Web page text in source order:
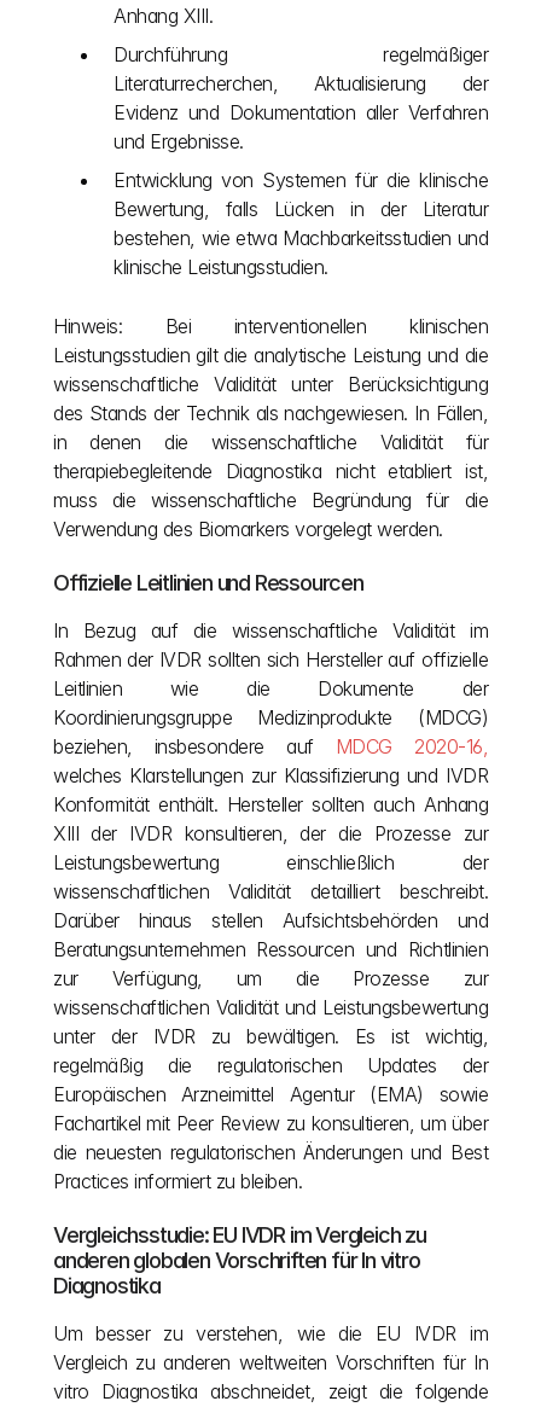
Anhang XIII.
Durchführung regelmäßiger
Literaturrecherchen, Aktualisierung der
Evidenz und Dokumentation aller Verfahren
und Ergebnisse.
Entwicklung von Systemen für die klinische
Bewertung, falls Lücken in der Literatur
bestehen, wie etwa Machbarkeitsstudien und
klinische Leistungsstudien.
Hinweis: Bei interventionellen klinischen
Leistungsstudien gilt die analytische Leistung und die
wissenschaftliche Validität unter Berücksichtigung
des Stands der Technik als nachgewiesen. In Fällen,
in denen die wissenschaftliche Validität für
therapiebegleitende Diagnostika nicht etabliert ist,
muss die wissenschaftliche Begründung für die
Verwendung des Biomarkers vorgelegt werden.
Offizielle Leitlinien und Ressourcen
In Bezug auf die wissenschaftliche Validität im
Rahmen der IVDR sollten sich Hersteller auf offizielle
Leitlinien wie die Dokumente der
Koordinierungsgruppe Medizinprodukte (MDCG)
beziehen, insbesondere auf MDCG 2020-16,
welches Klarstellungen zur Klassifizierung und IVDR
Konformität enthält. Hersteller sollten auch Anhang
XIII der IVDR konsultieren, der die Prozesse zur
Leistungsbewertung einschließlich der
wissenschaftlichen Validität detailliert beschreibt.
Darüber hinaus stellen Aufsichtsbehörden und
Beratungsunternehmen Ressourcen und Richtlinien
zur Verfügung, um die Prozesse zur
wissenschaftlichen Validität und Leistungsbewertung
unter der IVDR zu bewältigen. Es ist wichtig,
regelmäßig die regulatorischen Updates der
Europäischen Arzneimittel Agentur (EMA) sowie
Fachartikel mit Peer Review zu konsultieren, um über
die neuesten regulatorischen Änderungen und Best
Practices informiert zu bleiben.
Vergleichsstudie: EU IVDR im Vergleich zu
anderen globalen Vorschriften für In vitro
Diagnostika
Um besser zu verstehen, wie die EU IVDR im
Vergleich zu anderen weltweiten Vorschriften für In
vitro Diagnostika abschneidet, zeigt die folgende